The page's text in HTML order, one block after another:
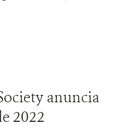
anuncia
2022